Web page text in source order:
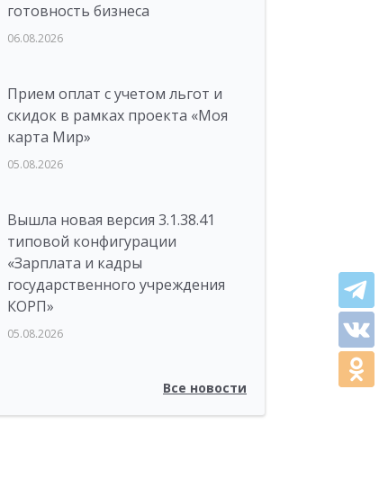
готовность бизнеса
06.08.2026
Прием оплат с учетом льгот и
скидок в рамках проекта «Моя
карта Мир»
05.08.2026
Вышла новая версия 3.1.38.41
типовой конфигурации
«Зарплата и кадры
государственного учреждения
КОРП»
05.08.2026
Все новости